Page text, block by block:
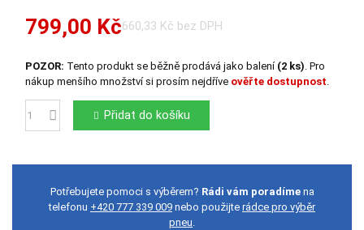
799,00 Kč660,33 Kč bez DPH
POZOR: Tento produkt se běžně prodává jako balení (2 ks) . Pro
nákup menšího množství si prosím nejdříve ověřte dostupnost
Počet Přidat do košíku
Potřebujete pomoci s výběrem? Rádi vám poradímena
telefonu +420 777 339 009 nebo použijte rádce pro výběr
pneu.